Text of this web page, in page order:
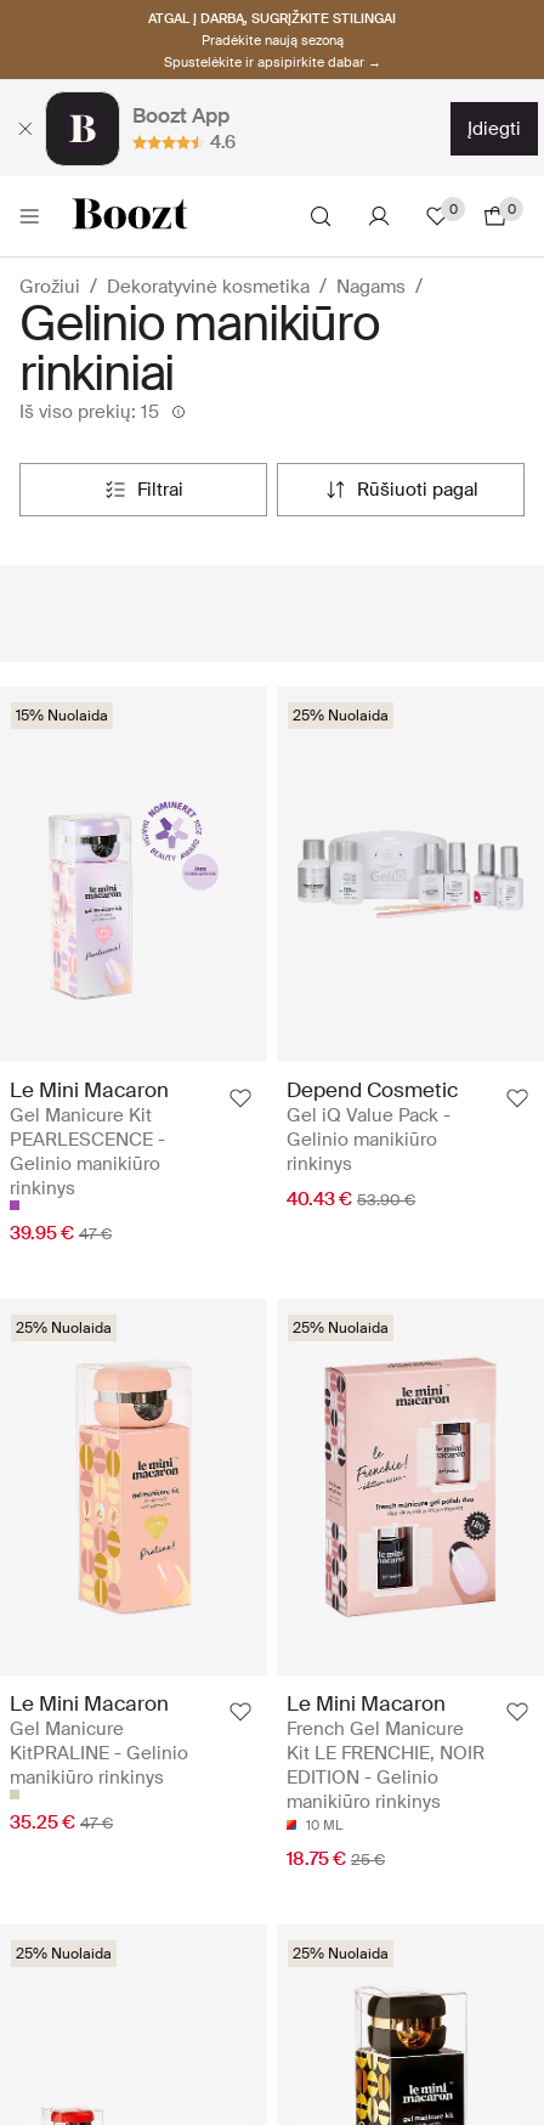
ATGAL Į DARBĄ, SUGRĮŽKITE STILINGAI
Pradėkite naują sezoną
Spustelėkite ir apsipirkite dabar →
Boozt App
4.6
įdiegti
0 0
Grožiui Dekoratyvinė kosmetika Nagams
Gelinio manikiūro
rinkiniai
Iš viso prekių: 15
filtrai rūšiuoti pagal
15% Nuolaida
Le Mini Macaron
Gel Manicure Kit
PEARLESCENCE -
Gelinio manikiūro
rinkinys
39.95 € 47 €
25% Nuolaida
Depend Cosmetic
Gel iQ Value Pack -
Gelinio manikiūro
rinkinys
40.43 € 53.90 €
25% Nuolaida
Le Mini Macaron
Gel Manicure
KitPRALINE - Gelinio
manikiūro rinkinys
35.25 € 47 €
25% Nuolaida
Le Mini Macaron
French Gel Manicure
Kit LE FRENCHIE, NOIR
EDITION - Gelinio
manikiūro rinkinys
10 ML
18.75 € 25 €
25% Nuolaida 25% Nuolaida